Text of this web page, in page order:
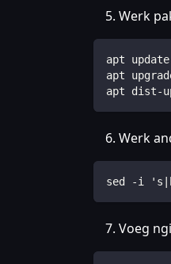
Werk
apt update
apt
apt dist-
Werk
sed -i
Voeg